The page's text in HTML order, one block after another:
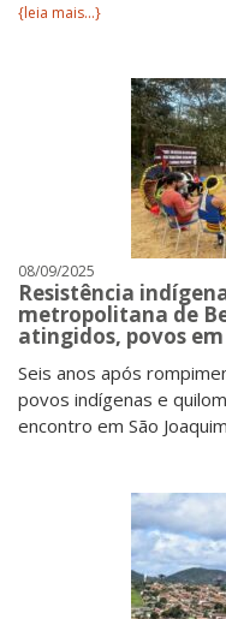
{leia mais...}
08/09/2025
Resistência
metropolitana de
atingidos, povos
Seis anos após
povos indígenas e
encontro em São